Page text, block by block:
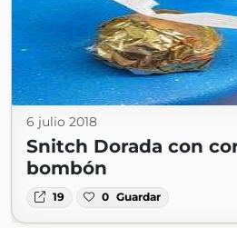
6 julio 2018
Snitch Dorada con
bombón
19 0 Guardar